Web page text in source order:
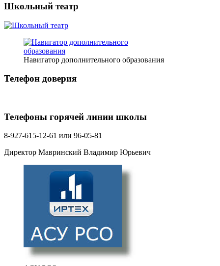
Школьный театр
Навигатор дополнительного образования
Телефон доверия
Телефоны горячей линии школы
8-927-615-12-61 или 96-05-81
Директор Мавринский Владимир Юрьевич